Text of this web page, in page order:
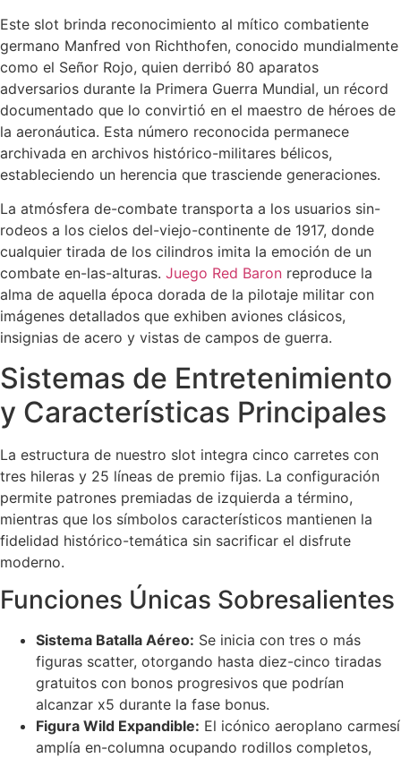
Este slot brinda reconocimiento al mítico combatiente
germano Manfred von Richthofen, conocido mundialmente
como el Señor Rojo, quien derribó 80 aparatos
adversarios durante la Primera Guerra Mundial, un récord
documentado que lo convirtió en el maestro de héroes de
la aeronáutica. Esta número reconocida permanece
archivada en archivos histórico-militares bélicos,
estableciendo un herencia que trasciende generaciones.
La atmósfera de-combate transporta a los usuarios sin-
rodeos a los cielos del-viejo-continente de 1917, donde
cualquier tirada de los cilindros imita la emoción de un
combate en-las-alturas. Juego Red Baron reproduce la
alma de aquella época dorada de la pilotaje militar con
imágenes detallados que exhiben aviones clásicos,
insignias de acero y vistas de campos de guerra.
Sistemas de Entretenimiento
y Características Principales
La estructura de nuestro slot integra cinco carretes con
tres hileras y 25 líneas de premio fijas. La configuración
permite patrones premiadas de izquierda a término,
mientras que los símbolos característicos mantienen la
fidelidad histórico-temática sin sacrificar el disfrute
moderno.
Funciones Únicas Sobresalientes
Sistema Batalla Aéreo: Se inicia con tres o más
figuras scatter, otorgando hasta diez-cinco tiradas
gratuitos con bonos progresivos que podrían
alcanzar x5 durante la fase bonus.
Figura Wild Expandible: El icónico aeroplano carmesí
amplía en-columna ocupando rodillos completos,